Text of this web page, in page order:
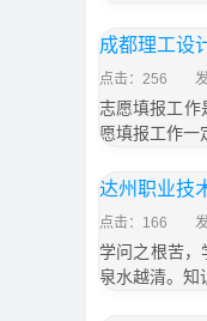
成都理工设
点击：256
志愿填报工作
愿填报工作一
达州职业技
点击：166
学问之根苦，
泉水越清。知